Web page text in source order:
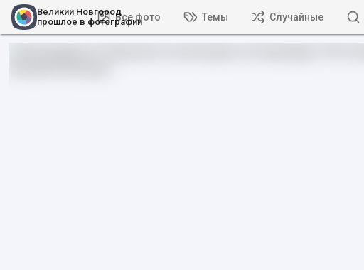
Великий Новгород
прошлое в фотографии
Все фото Темы Случайные